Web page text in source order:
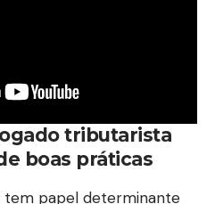
tributarista
boas práticas
tem papel determinante